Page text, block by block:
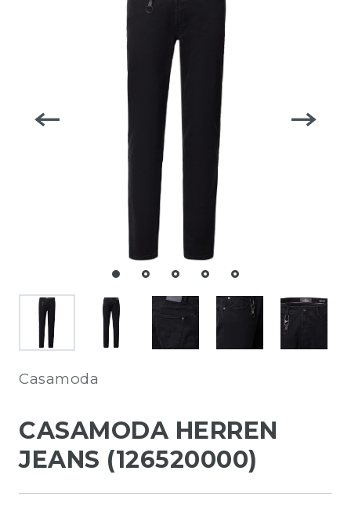
Casamoda
CASAMODA HERREN
JEANS (126520000)